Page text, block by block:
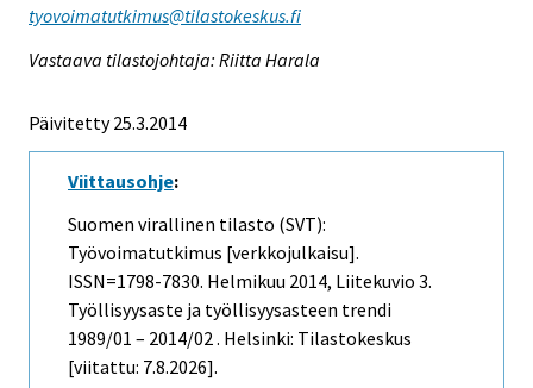
tyovoimatutkimus@tilastokeskus.fi
Vastaava tilastojohtaja: Riitta Harala
Päivitetty 25.3.2014
Viittausohje:
Suomen virallinen tilasto (SVT):
Työvoimatutkimus [verkkojulkaisu].
ISSN=1798-7830. Helmikuu 2014, Liitekuvio 3.
Työllisyysaste ja työllisyysasteen trendi
1989/01 – 2014/02 . Helsinki: Tilastokeskus
[viitattu: 7.8.2026].